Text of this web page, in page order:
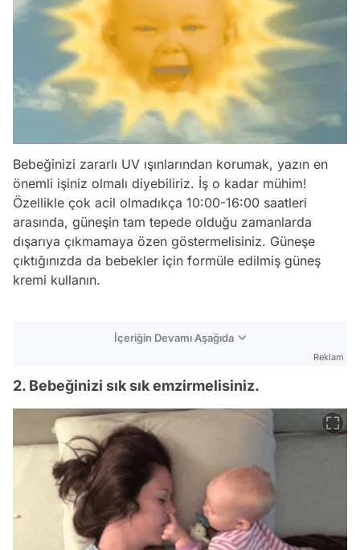
Bebeğinizi zararlı UV ışınlarından korumak, yazın en
önemli işiniz olmalı diyebiliriz. İş o kadar mühim!
Özellikle çok acil olmadıkça 10:00-16:00 saatleri
arasında, güneşin tam tepede olduğu zamanlarda
dışarıya çıkmamaya özen göstermelisiniz. Güneşe
çıktığınızda da bebekler için formüle edilmiş güneş
kremi kullanın.
İçeriğin Devamı Aşağıda
Reklam
2. Bebeğinizi sık sık emzirmelisiniz.